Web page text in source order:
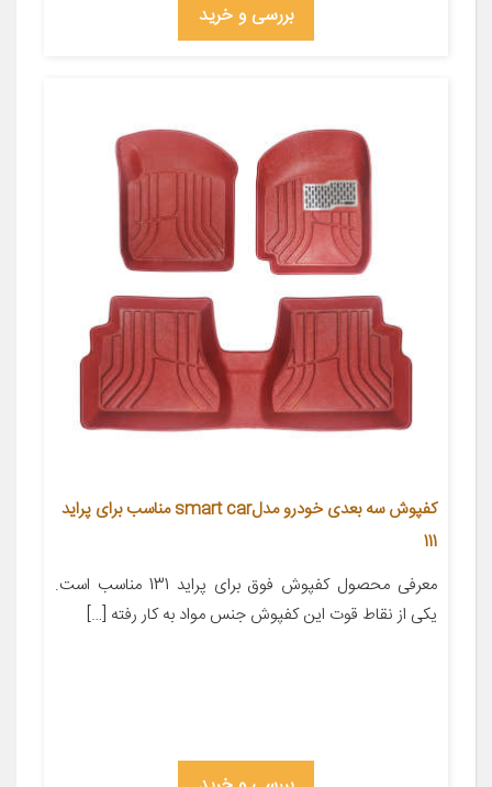
بررسی و خرید
کفپوش سه بعدی خودرو مدلsmart car مناسب برای پراید
111
معرفی محصول کفپوش فوق برای پراید 131 مناسب است.
یکی از نقاط قوت این کفپوش جنس مواد به کار رفته […]